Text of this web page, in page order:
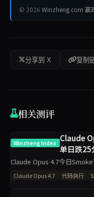
© 2026 Winzheng.com 赢
分享到 X 复制
相关测评
Winzheng Index Claude
单日跌25
Claude Opus 4.7今日
执行从100.00降至75.00，
至55.60。单日10题测试
Claude Opus 4.7 代码执行